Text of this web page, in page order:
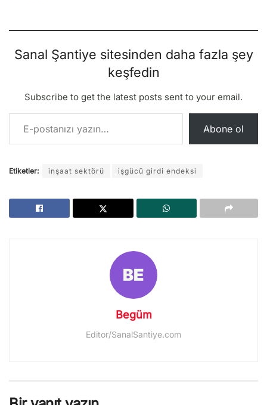
Sanal Şantiye sitesinden daha fazla şey
keşfedin
Subscribe to get the latest posts sent to your email.
E-postanızı yazın…
Abone ol
Etiketler: inşaat sektörü işgücü girdi endeksi
Begüm
Editor/SanalSantiye.com